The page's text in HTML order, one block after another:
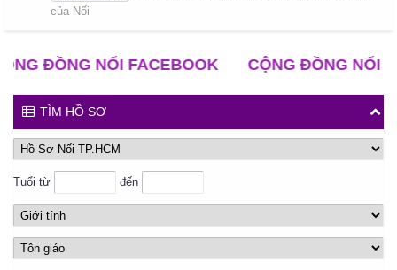
của Nối
ĐỒNG NỐI FACEBOOK CỘNG ĐỒNG NỐI
TÌM HỒ SƠ
Tuổi từ đến